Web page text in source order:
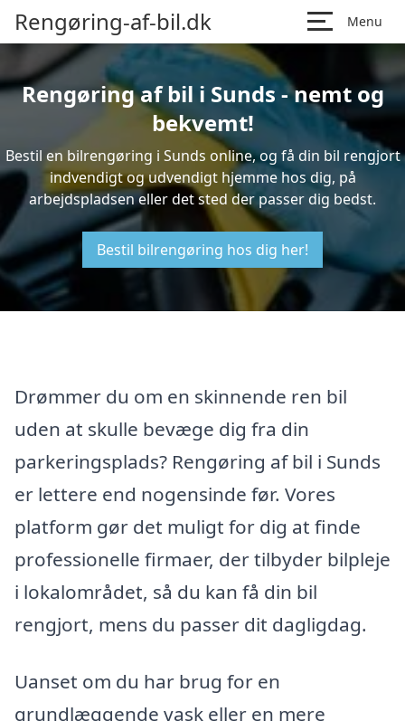
Rengøring-af-bil.dk Menu
Rengøring af bil i Sunds - nemt og
bekvemt!
Bestil en bilrengøring i Sunds online, og få din bil rengjort
indvendigt og udvendigt hjemme hos dig, på
arbejdspladsen eller det sted der passer dig bedst.
Bestil bilrengøring hos dig her!
Drømmer du om en skinnende ren bil
uden at skulle bevæge dig fra din
parkeringsplads? Rengøring af bil i Sunds
er lettere end nogensinde før. Vores
platform gør det muligt for dig at finde
professionelle firmaer, der tilbyder bilpleje
i lokalområdet, så du kan få din bil
rengjort, mens du passer dit dagligdag.
Uanset om du har brug for en
grundlæggende vask eller en mere